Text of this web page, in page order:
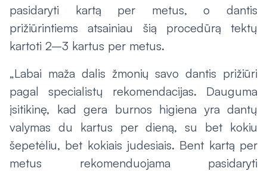
pasidaryti kartą per metus, o dantis
prižiūrintiems atsainiau šią procedūrą tektų
kartoti 2–3 kartus per metus.
„Labai maža dalis žmonių savo dantis prižiūri
pagal specialistų rekomendacijas. Dauguma
įsitikinę, kad gera burnos higiena yra dantų
valymas du kartus per dieną, su bet kokiu
šepetėliu, bet kokiais judesiais. Bent kartą per
metus rekomenduojama pasidaryti